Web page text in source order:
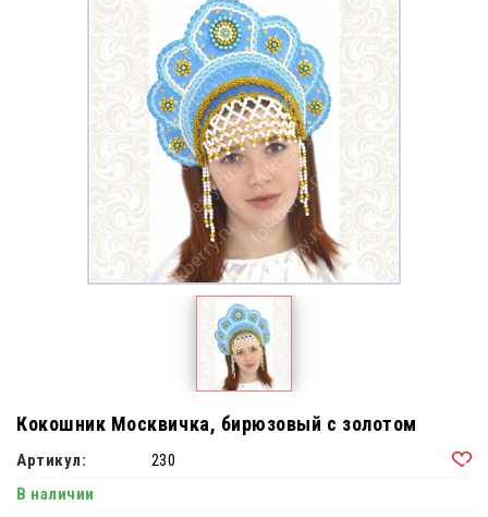
Кокошник Москвичка, бирюзовый с золотом
Артикул:
230
В наличии